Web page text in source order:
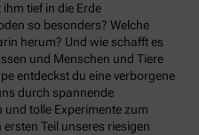
tief in die Erde
so besonders? Welche
herum? Und wie schafft es
und Menschen und Tiere
entdeckst du eine verborgene
durch spannende
und tolle Experimente zum
Teil unseres riesigen